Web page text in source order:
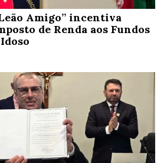
Amigo” incentiva
de Renda aos Fundos